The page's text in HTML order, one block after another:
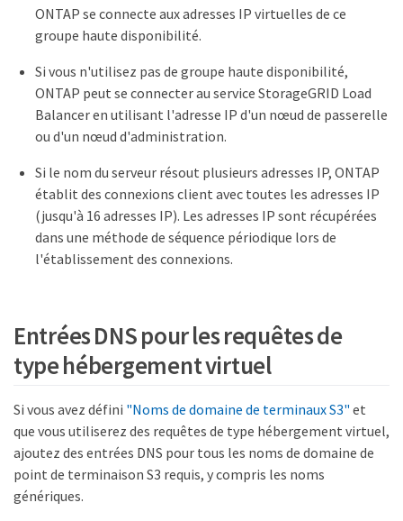
ONTAP se connecte aux adresses IP virtuelles de ce
groupe haute disponibilité.
Si vous n'utilisez pas de groupe haute disponibilité,
ONTAP peut se connecter au service StorageGRID Load
Balancer en utilisant l'adresse IP d'un nœud de passerelle
ou d'un nœud d'administration.
Si le nom du serveur résout plusieurs adresses IP, ONTAP
établit des connexions client avec toutes les adresses IP
(jusqu'à 16 adresses IP). Les adresses IP sont récupérées
dans une méthode de séquence périodique lors de
l'établissement des connexions.
Entrées DNS pour les requêtes de
type hébergement virtuel
Si vous avez défini "Noms de domaine de terminaux S3" et
que vous utiliserez des requêtes de type hébergement virtuel,
ajoutez des entrées DNS pour tous les noms de domaine de
point de terminaison S3 requis, y compris les noms
génériques.